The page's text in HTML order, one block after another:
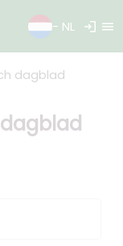
- NL login menu
dagblad